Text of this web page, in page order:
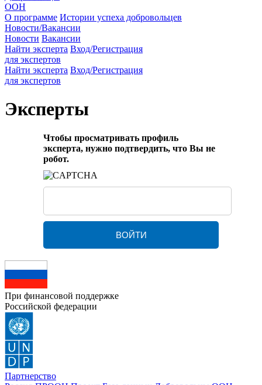
ООН
О программе Истории успеха добровольцев
Новости/Вакансии
Новости Вакансии
Найти эксперта Вход/Регистрация
для экспертов
Найти эксперта Вход/Регистрация
для экспертов
Эксперты
Чтобы просматривать профиль
эксперта, нужно подтвердить, что Вы не
робот.
При финансовой поддержке
Российской федерации
Партнерство